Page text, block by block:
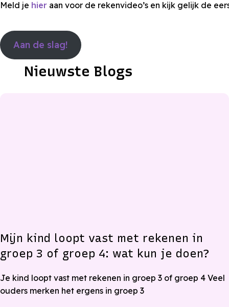
Meld je hier aan voor de rekenvideo’s en kijk gelijk de
Aan de slag!
Nieuwste Blogs
Mijn kind loopt vast met rekenen in
groep 3 of groep 4: wat kun je doen?
Je kind loopt vast met rekenen in groep 3 of groep 4 Veel
ouders merken het ergens in groep 3